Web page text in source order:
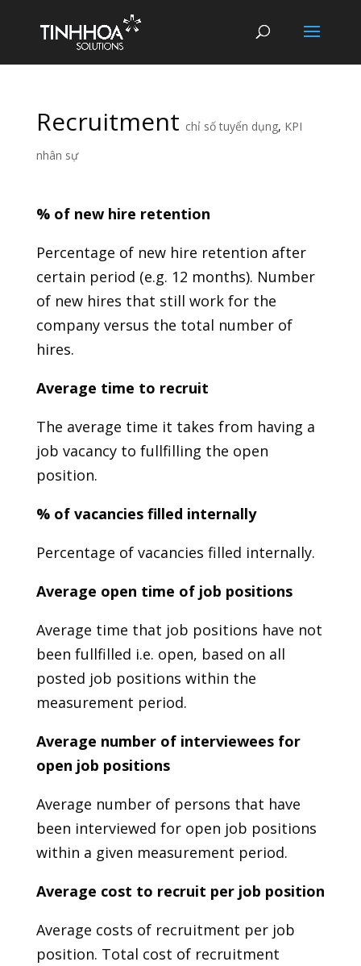
Recruitment chỉ số tuyển dụng, KPI
nhân sự
% of new hire retention
Percentage of new hire retention after
certain period (e.g. 12 months). Number
of new hires that still work for the
company versus the total number of
hires.
Average time to recruit
The average time it takes from having a
job vacancy to fullfilling the open
position.
% of vacancies filled internally
Percentage of vacancies filled internally.
Average open time of job positions
Average time that job positions have not
been fullfilled i.e. open, based on all
posted job positions within the
measurement period.
Average number of interviewees for
open job positions
Average number of persons that have
been interviewed for open job positions
within a given measurement period.
Average cost to recruit per job position
Average costs of recruitment per job
position. Total cost of recruitment